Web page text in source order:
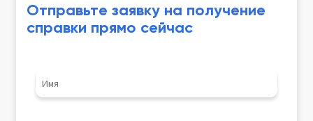
Отправьте заявку на получение
справки прямо сейчас